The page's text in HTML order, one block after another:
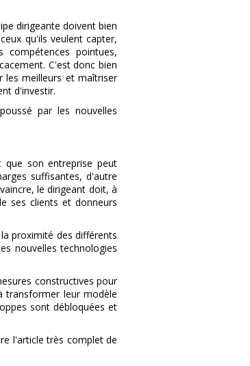
dirigeante doivent bien
qu'ils veulent capter,
compétences pointues,
C'est donc bien
les meilleurs et maîtriser
d'investir.
par les nouvelles
que son entreprise peut
suffisantes, d'autre
le dirigeant doit, à
ses clients et donneurs
proximité des différents
nouvelles technologies
constructives pour
transformer leur modèle
sont débloquées et
l'article très complet de